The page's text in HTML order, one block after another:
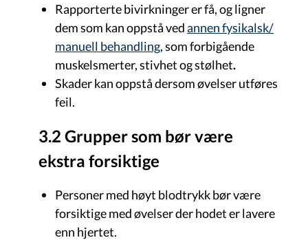
Rapporterte bivirkninger er få, og ligner
dem som kan oppstå vedannen fysikalsk/
manuell behandling, som forbigående
muskelsmerter, stivhet og stølhet.
Skader kan oppstå dersom øvelser utføres
feil.
3.2 Grupper som bør være
ekstra forsiktige
Personer med høyt blodtrykk bør være
forsiktige med øvelser der hodet er lavere
enn hjertet.